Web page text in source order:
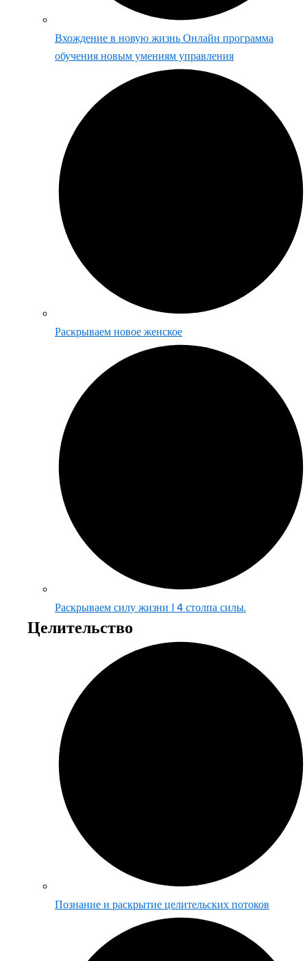
Вхождение в новую жизнь Онлайн программа
обучения новым умениям управления
Раскрываем новое женское
Раскрываем силу жизни | 4 столпа силы.
Целительство
Познание и раскрытие целительских потоков